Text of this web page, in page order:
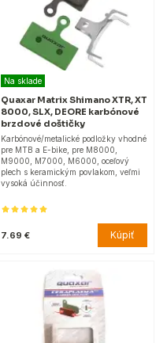
Na sklade
Quaxar Matrix Shimano XTR, XT
8000, SLX, DEORE karbónové
brzdové doštičky
Karbónové/metalické podložky vhodné
pre MTB a E-bike, pre M8000,
M9000, M7000, M6000, oceľový
plech s keramickým povlakom, veľmi
vysoká účinnosť.
7.69 € Kúpiť